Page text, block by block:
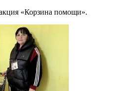
«Корзина помощи».